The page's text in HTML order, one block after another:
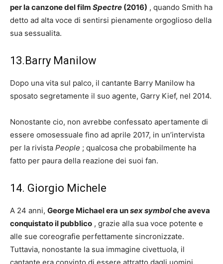
per la canzone del film Spectre (2016) , quando Smith ha
detto ad alta voce di sentirsi pienamente orgoglioso della
sua sessualita.
13.Barry Manilow
Dopo una vita sul palco, il cantante Barry Manilow ha
sposato segretamente il suo agente, Garry Kief, nel 2014.
Nonostante cio, non avrebbe confessato apertamente di
essere omosessuale fino ad aprile 2017, in un’intervista
per la rivista People ; qualcosa che probabilmente ha
fatto per paura della reazione dei suoi fan.
14. Giorgio Michele
A 24 anni, George Michael era unsex symbolche aveva
conquistato il pubblico , grazie alla sua voce potente e
alle sue coreografie perfettamente sincronizzate.
Tuttavia, nonostante la sua immagine civettuola, il